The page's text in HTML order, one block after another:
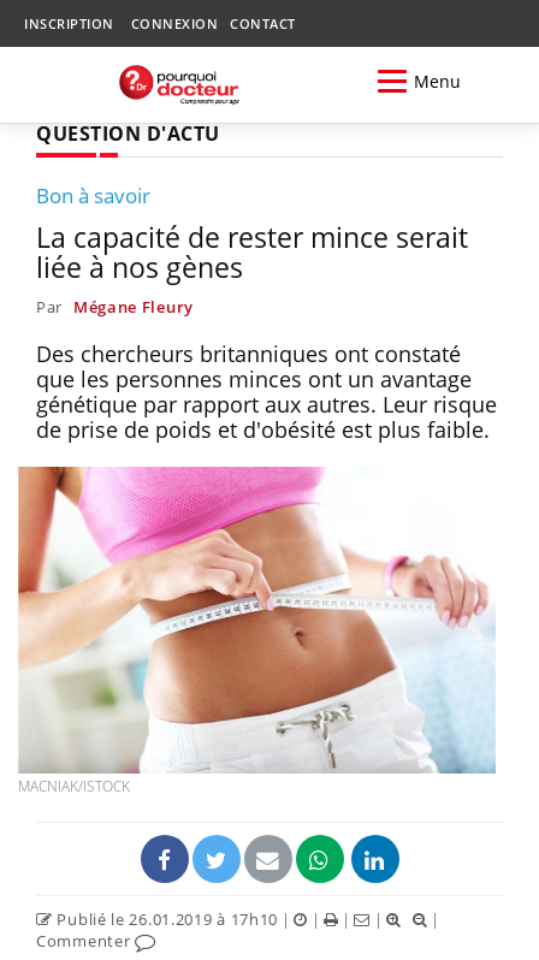
INSCRIPTION CONNEXION CONTACT
Menu
QUESTION D'ACTU
Bon à savoir
La capacité de rester mince serait
liée à nos gènes
Par Mégane Fleury
Des chercheurs britanniques ont constaté
que les personnes minces ont un avantage
génétique par rapport aux autres. Leur risque
de prise de poids et d'obésité est plus faible.
MACNIAK/ISTOCK
Publié le 26.01.2019 à 17h10 | | | |
|
Commenter